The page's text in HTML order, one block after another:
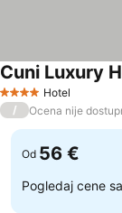
4 ZvezdiceHotel
Cuni Luxury
/ Ocena nije
Od 56 €
Pogledaj cene sa